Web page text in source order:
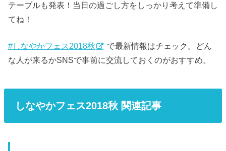
テーブルも発表！当日の過ごし方をしっかり考えて準備し
てね！
#しなやかフェス2018秋
で最新情報はチェック。どん
な人が来るかSNSで事前に交流しておくのがおすすめ。
しなやかフェス2018秋 関連記事